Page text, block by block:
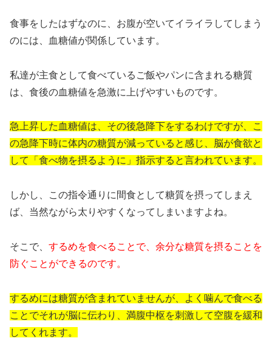
食事をしたはずなのに、お腹が空いてイライラしてしまう
のには、血糖値が関係しています。
私達が主食として食べているご飯やパンに含まれる糖質
は、食後の血糖値を急激に上げやすいものです。
急上昇した血糖値は、その後急降下をするわけですが、こ
の急降下時に体内の糖質が減っていると感じ、脳が食欲と
して「食べ物を摂るように」指示すると言われています。
しかし、この指令通りに間食として糖質を摂ってしまえ
ば、当然ながら太りやすくなってしまいますよね。
そこで、 するめを食べることで、余分な糖質を摂ることを
防ぐことができるのです。
するめには糖質が含まれていませんが、よく噛んで食べる
ことでそれが脳に伝わり、満腹中枢を刺激して空腹を緩和
してくれます。